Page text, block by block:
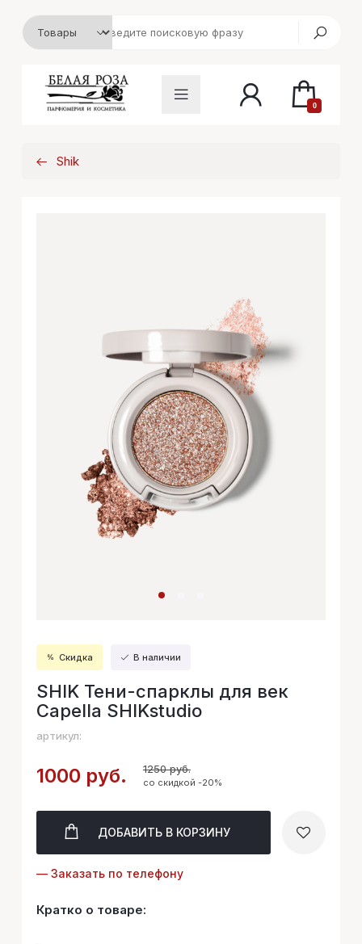
0
Shik
Скидка В наличии
SHIK Тени-спарклы для век
Capella SHIKstudio
артикул:
1000 руб. 1250 руб.
со скидкой -20%
ДОБАВИТЬ В КОРЗИНУ
— Заказать по телефону
Кратко о товаре: